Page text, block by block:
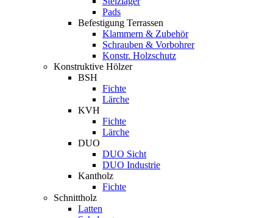
Pads
Befestigung Terrassen
Klammern & Zubehör
Schrauben & Vorbohrer
Konstr. Holzschutz
Konstruktive Hölzer
BSH
Fichte
Lärche
KVH
Fichte
Lärche
DUO
DUO Sicht
DUO Industrie
Kantholz
Fichte
Schnittholz
Latten